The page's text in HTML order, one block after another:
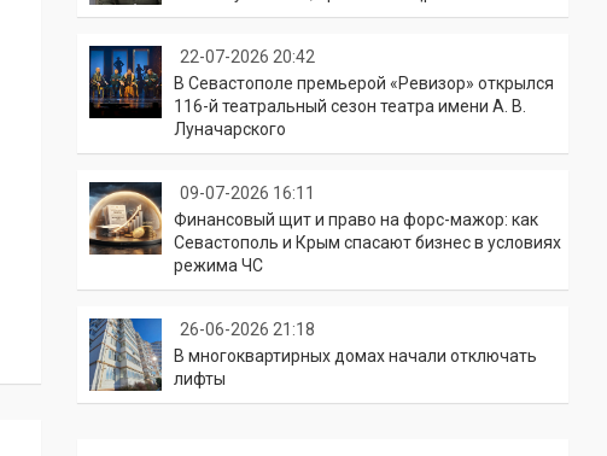
22-07-2026 20:42
В Севастополе премьерой «Ревизор» открылся
116-й театральный сезон театра имени А. В.
Луначарского
09-07-2026 16:11
Финансовый щит и право на форс-мажор: как
Севастополь и Крым спасают бизнес в условиях
режима ЧС
26-06-2026 21:18
В многоквартирных домах начали отключать
лифты